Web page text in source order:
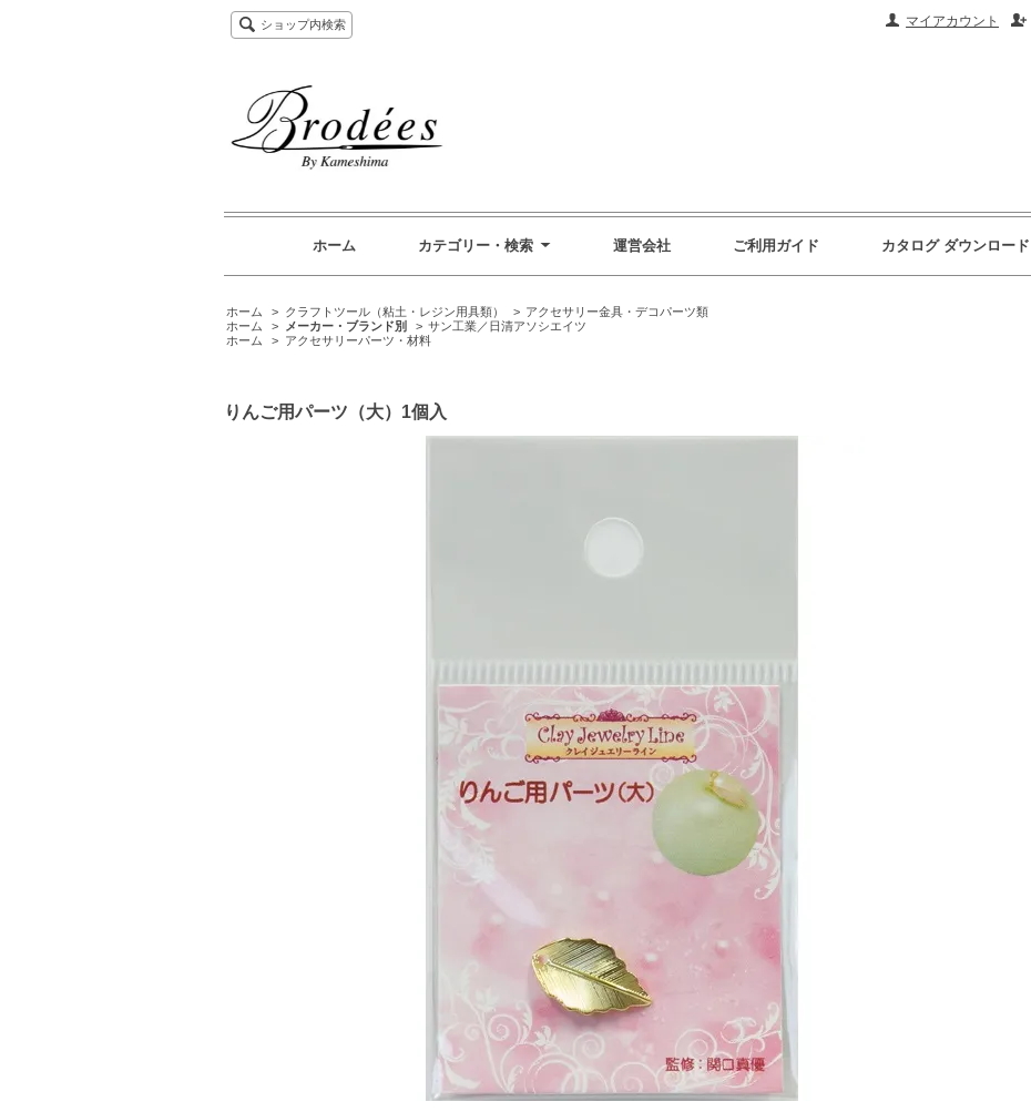
マイアカウント
ショップ内検索
ホーム カテゴリー・検索 運営会社 ご利用ガイド カタログ ダウンロード
ホーム > クラフトツール（粘土・レジン用具類） > アクセサリー金具・デコパーツ類
ホーム
> メーカー・ブランド別 > サン工業／日清アソシエイツ
ホーム
> アクセサリーパーツ・材料
りんご用パーツ（大）1個入